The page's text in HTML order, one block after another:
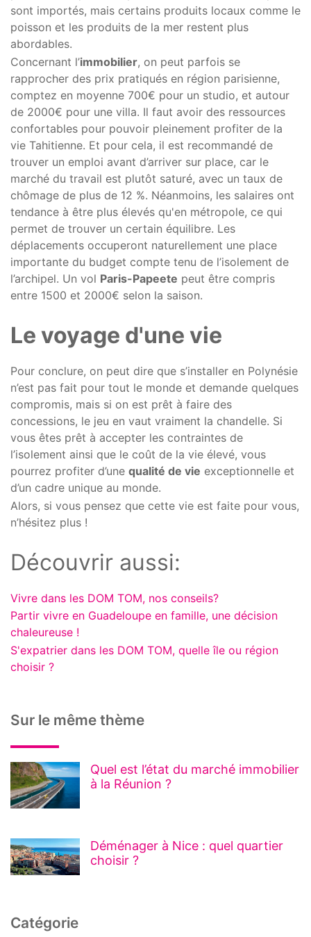
sont importés, mais certains produits locaux comme le
poisson et les produits de la mer restent plus
abordables.
Concernant l’immobilier, on peut parfois se
rapprocher des prix pratiqués en région parisienne,
comptez en moyenne 700€ pour un studio, et autour
de 2000€ pour une villa. Il faut avoir des ressources
confortables pour pouvoir pleinement profiter de la
vie Tahitienne. Et pour cela, il est recommandé de
trouver un emploi avant d’arriver sur place, car le
marché du travail est plutôt saturé, avec un taux de
chômage de plus de 12 %. Néanmoins, les salaires ont
tendance à être plus élevés qu'en métropole, ce qui
permet de trouver un certain équilibre. Les
déplacements occuperont naturellement une place
importante du budget compte tenu de l’isolement de
l’archipel. Un vol Paris-Papeete peut être compris
entre 1500 et 2000€ selon la saison.
Le voyage d'une vie
Pour conclure, on peut dire que s’installer en Polynésie
n’est pas fait pour tout le monde et demande quelques
compromis, mais si on est prêt à faire des
concessions, le jeu en vaut vraiment la chandelle. Si
vous êtes prêt à accepter les contraintes de
l’isolement ainsi que le coût de la vie élevé, vous
pourrez profiter d’une qualité de vie exceptionnelle et
d’un cadre unique au monde.
Alors, si vous pensez que cette vie est faite pour vous,
n’hésitez plus !
Découvrir aussi:
Vivre dans les DOM TOM, nos conseils?
Partir vivre en Guadeloupe en famille, une décision
chaleureuse !
S'expatrier dans les DOM TOM, quelle île ou région
choisir ?
Sur le même thème
Quel est l’état du marché immobilier
à la Réunion ?
Déménager à Nice : quel quartier
choisir ?
Catégorie